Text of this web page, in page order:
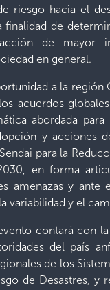
riesgo hacia el
finalidad de
de mayor
en general.
a la región
acuerdos
abordada
y acciones
para la
en forma
amenazas y ante
variabilidad y el
contará con
del país
de los
de Desastres, y